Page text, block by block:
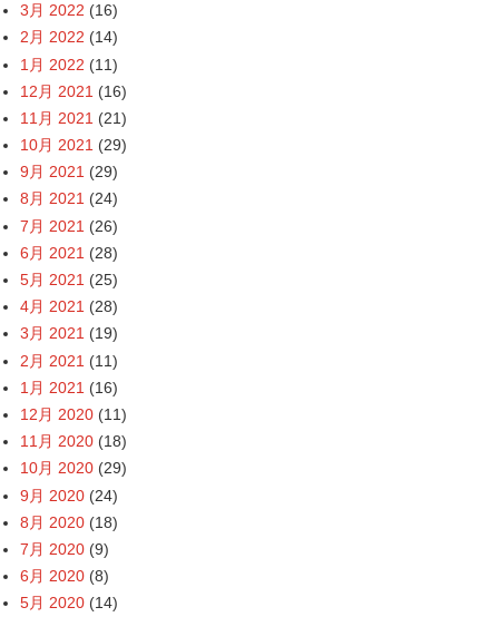
3月 2022 (16)
2月 2022 (14)
1月 2022 (11)
12月 2021 (16)
11月 2021 (21)
10月 2021 (29)
9月 2021 (29)
8月 2021 (24)
7月 2021 (26)
6月 2021 (28)
5月 2021 (25)
4月 2021 (28)
3月 2021 (19)
2月 2021 (11)
1月 2021 (16)
12月 2020 (11)
11月 2020 (18)
10月 2020 (29)
9月 2020 (24)
8月 2020 (18)
7月 2020 (9)
6月 2020 (8)
5月 2020 (14)